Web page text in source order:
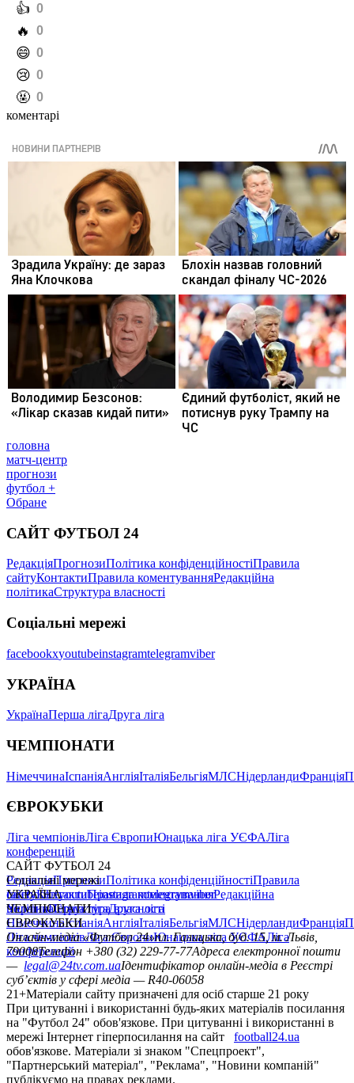
️👍 0
️🔥 0
️😄 0
️😢 0
️🤬 0
коментарі
головна
матч-центр
прогнози
футбол +
Обране
САЙТ ФУТБОЛ 24
РедакціяПрогнозиПолітика конфіденційностіПравила
сайтуКонтактиПравила коментуванняРедакційна
політикаСтруктура власності
Соціальні мережі
facebookxyoutubeinstagramtelegramviber
УКРАЇНА
УкраїнаПерша лігаДруга ліга
ЧЕМПІОНАТИ
НімеччинаІспаніяАнгліяІталіяБельгіяМЛСНідерландиФранція
ЄВРОКУБКИ
Ліга чемпіонівЛіга ЄвропиЮнацька ліга УЄФАЛіга
конференцій
САЙТ ФУТБОЛ 24
РедакціяПрогнозиПолітика конфіденційностіПравила
сайтуКонтактиПравила коментуванняРедакційна
політикаСтруктура власності
Соціальні мережі
facebookxyoutubeinstagramtelegramviber
УКРАЇНА
УкраїнаПерша лігаДруга ліга
ЧЕМПІОНАТИ
НімеччинаІспаніяАнгліяІталіяБельгіяМЛСНідерландиФранція
ЄВРОКУБКИ
Ліга чемпіонівЛіга ЄвропиЮнацька ліга УЄФАЛіга
конференцій
Онлайн-медіа «Футбол 24»пл. Галицька, буд. 15, м. Львів,
79008Телефон +380 (32) 229-77-77Адреса електронної пошти
— legal@24tv.com.uaІдентифікатор онлайн-медіа в Реєстрі
суб’єктів у сфері медіа — R40-06058
21+Матеріали сайту призначені для осіб старше 21 року
При цитуванні і використанні будь-яких матеріалів посилання
на "Футбол 24" обов'язкове. При цитуванні і використанні в
мережі Інтернет гіперпосилання на сайт
football24.ua
обов'язкове. Матеріали зі знаком "Спецпроект",
"Партнерський матеріал", "Реклама", "Новини компаній"
публікуємо на правах реклами.